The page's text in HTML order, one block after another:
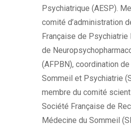
Psychiatrique (AESP).
comité d’administration
Française de
de
(AFPBN), coordination
Sommeil et Psychiatrie
membre du comité
Société Française de
Médecine du Sommeil